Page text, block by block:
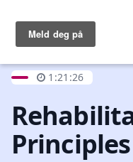
Open main menu
1:21:26
Principles